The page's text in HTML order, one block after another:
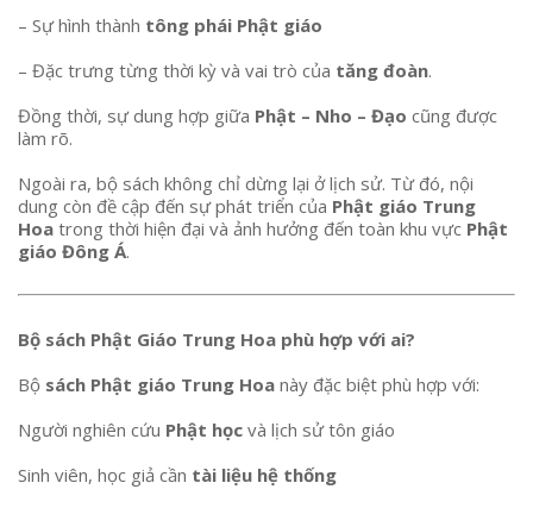
– Sự hình thành tông phái Phật giáo
– Đặc trưng từng thời kỳ và vai trò của tăng đoàn.
Đồng thời, sự dung hợp giữa Phật – Nho – Đạo cũng được
làm rõ.
Ngoài ra, bộ sách không chỉ dừng lại ở lịch sử. Từ đó, nội
dung còn đề cập đến sự phát triển của Phật giáo Trung
Hoa trong thời hiện đại và ảnh hưởng đến toàn khu vực Phật
giáo Đông Á.
Bộ sách Phật Giáo Trung Hoa phù hợp với ai?
Bộ sách Phật giáo Trung Hoa này đặc biệt phù hợp với:
Người nghiên cứu Phật học và lịch sử tôn giáo
Sinh viên, học giả cần tài liệu hệ thống